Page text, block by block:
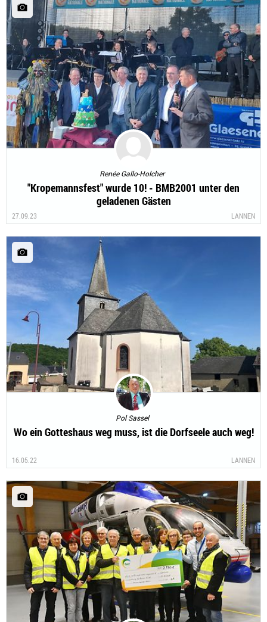
Renée Gallo-Holcher
"Kropemannsfest" wurde 10! - BMB2001 unter den
geladenen Gästen
27.09.23 LANNEN
Pol Sassel
Wo ein Gotteshaus weg muss, ist die Dorfseele auch weg!
16.05.22 LANNEN